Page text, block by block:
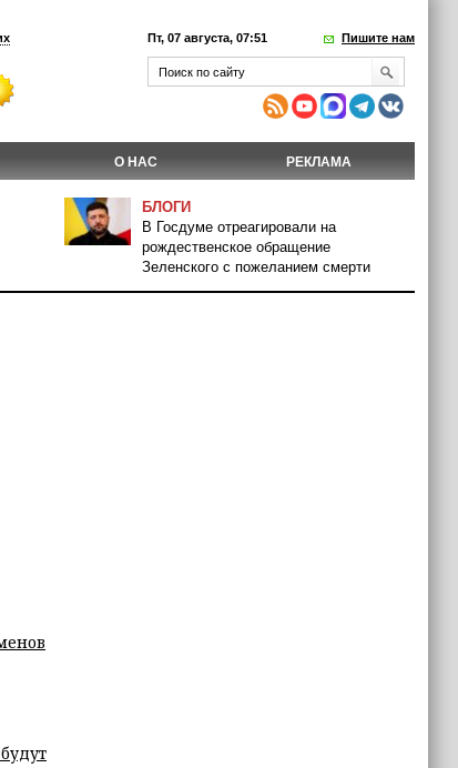
Пт, 07 августа, 07:51 Пишите нам
О НАС РЕКЛАМА
БЛОГИ
В Госдуме отреагировали на
рождественское обращение
Зеленского с пожеланием смерти